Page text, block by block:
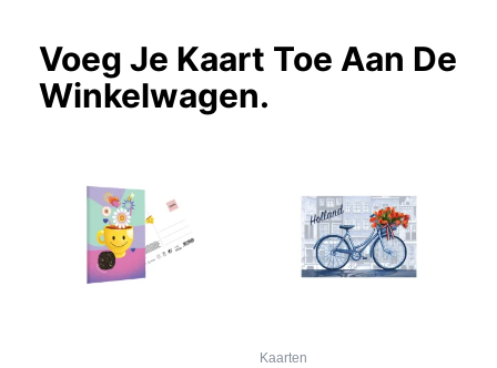
Voeg Je Kaart Toe Aan De
Winkelwagen.
Kaarten